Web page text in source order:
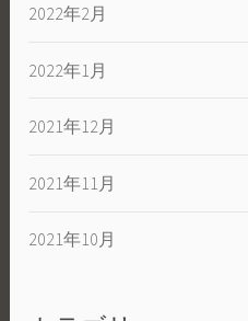
2022年2月
2022年1月
2021年12月
2021年11月
2021年10月